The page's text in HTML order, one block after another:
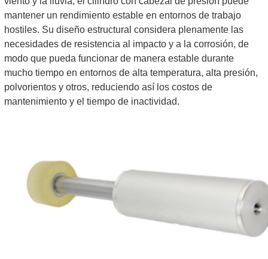
mantener un rendimiento estable en entornos de trabajo
hostiles. Su diseño estructural considera plenamente las
necesidades de resistencia al impacto y a la corrosión, de
modo que pueda funcionar de manera estable durante
mucho tiempo en entornos de alta temperatura, alta presión,
polvorientos y otros, reduciendo así los costos de
mantenimiento y el tiempo de inactividad.